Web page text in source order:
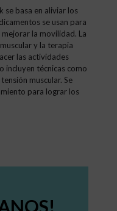
se basa en aliviar los
se usan para
la movilidad. La
y la terapia
las actividades
incluyen técnicas como
muscular. Se
para lograr los